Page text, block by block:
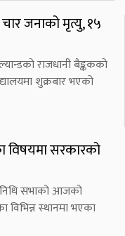
जनाको मृत्यु, १५
राजधानी बैङ्ककको
शुक्रबार भएको
विषयमा सरकारको
सभाको आजको
स्थानमा भएका